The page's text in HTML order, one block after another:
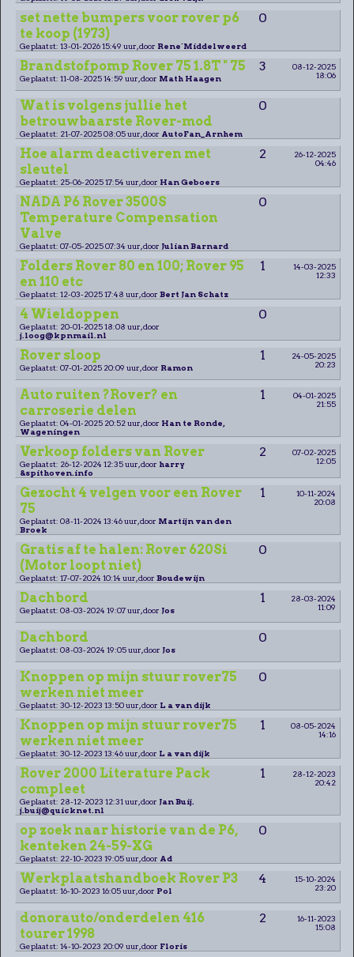
set nette bumpers voor rover p6
te koop (1973)
0
Geplaatst: 13-01-2026 15:49 uur, door Rene´Middelweerd
Brandstofpomp Rover 75 1.8T " 75 3
08-12-2025
18:06
Geplaatst: 11-08-2025 14:59 uur, door Math Haagen
Wat is volgens jullie het
betrouwbaarste Rover-mod
0
Geplaatst: 21-07-2025 08:05 uur, door AutoFan_Arnhem
Hoe alarm deactiveren met
sleutel
2
26-12-2025
04:46
Geplaatst: 25-06-2025 17:54 uur, door Han Geboers
NADA P6 Rover 3500S
Temperature Compensation
Valve
0
Geplaatst: 07-05-2025 07:34 uur, door Julian Barnard
Folders Rover 80 en 100; Rover 95
en 110 etc
1
14-03-2025
12:33
Geplaatst: 12-03-2025 17:48 uur, door Bert Jan Schatz
4 Wieldoppen 0
Geplaatst: 20-01-2025 18:08 uur, door
j.loog@kpnmail.nl
Rover sloop 1
24-05-2025
20:23
Geplaatst: 07-01-2025 20:09 uur, door Ramon
Auto ruiten ?Rover? en
carroserie delen
1
04-01-2025
21:55
Geplaatst: 04-01-2025 20:52 uur, door Han te Ronde,
Wageningen
Verkoop folders van Rover 2
07-02-2025
12:05
Geplaatst: 26-12-2024 12:35 uur, door harry
&spithoven.info
Gezocht 4 velgen voor een Rover
75
1
10-11-2024
20:08
Geplaatst: 08-11-2024 13:46 uur, door Martijn van den
Broek
Gratis af te halen: Rover 620Si
(Motor loopt niet)
0
Geplaatst: 17-07-2024 10:14 uur, door Boudewijn
Dachbord 1
28-03-2024
11:09
Geplaatst: 08-03-2024 19:07 uur, door Jos
Dachbord 0
Geplaatst: 08-03-2024 19:05 uur, door Jos
Knoppen op mijn stuur rover75
werken niet meer
0
Geplaatst: 30-12-2023 13:50 uur, door L a van dijk
Knoppen op mijn stuur rover75
werken niet meer
1
08-05-2024
14:16
Geplaatst: 30-12-2023 13:46 uur, door L a van dijk
Rover 2000 Literature Pack
compleet
1
28-12-2023
20:42
Geplaatst: 28-12-2023 12:31 uur, door Jan Buij.
j.buij@quicknet.nl
op zoek naar historie van de P6,
kenteken 24-59-XG
0
Geplaatst: 22-10-2023 19:05 uur, door Ad
Werkplaatshandboek Rover P3 4
15-10-2024
23:20
Geplaatst: 16-10-2023 16:05 uur, door Pol
donorauto/onderdelen 416
tourer 1998
2
16-11-2023
15:08
Geplaatst: 14-10-2023 20:09 uur, door Floris